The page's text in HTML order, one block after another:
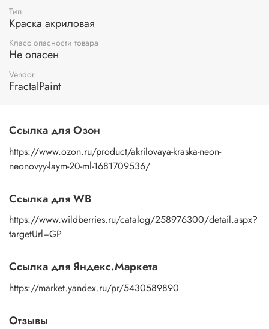
Тип
Краска акриловая
Класс опасности товара
Не опасен
Vendor
FractalPaint
Ссылка для Озон
https://www.ozon.ru/product/akrilovaya-kraska-neon-
neonovyy-laym-20-ml-1681709536/
Ссылка для WB
https://www.wildberries.ru/catalog/258976300/detail.aspx?
targetUrl=GP
Ссылка для Яндекс.Маркета
https://market.yandex.ru/pr/5430589890
Отзывы